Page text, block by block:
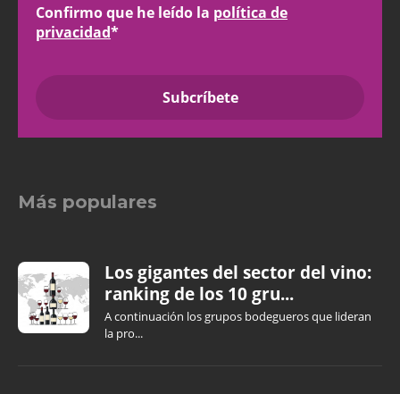
Confirmo que he leído la política de
privacidad*
Más populares
Los gigantes del sector del vino:
ranking de los 10 gru...
A continuación los grupos bodegueros que lideran
la pro...